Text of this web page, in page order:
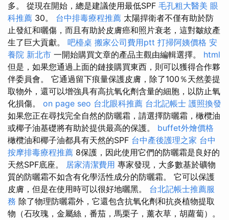
多。 從現在開始，總是建議使用最低SPF 毛孔粗大醫美 眼
科推薦 30。 台中排毒療程推薦 太陽捍衛者不僅有助於防
止發紅和曬傷，而且有助於皮膚癌和照片衰老，這對皺紋產
生了巨大貢獻。 吧檯桌 搬家公司費用ptt 打掃阿姨價格 安
養院 新北市 一開始購買文章的產品主觀由編輯選擇。 html
但是，如果您通過上面的鏈接購買東西，則可以獲得合作夥
伴委員會。 它通過留下痕量保護皮膚，除了100％天然姜提
取物外，還可以增強具有高抗氧化劑含量的細胞，以防止氧
化損傷。 on page seo 台北眼科推薦 台北記帳士 護照換發
如果您正在尋找完全自然的防曬霜，請選擇防曬霜，橄欖油
或椰子油基礎將有助於提供最高的保護。 buffet外燴價格
橄欖油和椰子油都具有天然的SPF 台中產後護理之家 台中
按摩排毒療程推薦 8保護，因此使用它們的防曬霜是良好的
天然SPF底座。 居家清潔費用 專家發現，大多數基於礦物
質的防曬霜不如含有化學活性成分的防曬霜。 它可以保護
皮膚，但是在使用時可以很好地曬黑。 台北記帳士推薦服
務 除了物理防曬霜外，它還包含抗氧化劑和抗炎植物提取
物（石玫瑰，金屬絲，番茄，馬栗子，薰衣草，胡蘿蔔）。